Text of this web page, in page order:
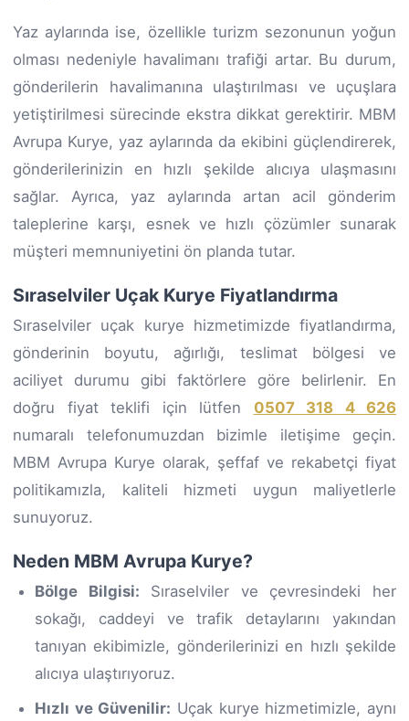
Yaz aylarında ise, özellikle turizm sezonunun yoğun
olması nedeniyle havalimanı trafiği artar. Bu durum,
gönderilerin havalimanına ulaştırılması ve uçuşlara
yetiştirilmesi sürecinde ekstra dikkat gerektirir. MBM
Avrupa Kurye, yaz aylarında da ekibini güçlendirerek,
gönderilerinizin en hızlı şekilde alıcıya ulaşmasını
sağlar. Ayrıca, yaz aylarında artan acil gönderim
taleplerine karşı, esnek ve hızlı çözümler sunarak
müşteri memnuniyetini ön planda tutar.
Sıraselviler Uçak Kurye Fiyatlandırma
Sıraselviler uçak kurye hizmetimizde fiyatlandırma,
gönderinin boyutu, ağırlığı, teslimat bölgesi ve
aciliyet durumu gibi faktörlere göre belirlenir. En
doğru fiyat teklifi için lütfen 0507 318 4 626
numaralı telefonumuzdan bizimle iletişime geçin.
MBM Avrupa Kurye olarak, şeffaf ve rekabetçi fiyat
politikamızla, kaliteli hizmeti uygun maliyetlerle
sunuyoruz.
Neden MBM Avrupa Kurye?
Bölge Bilgisi: Sıraselviler ve çevresindeki her
sokağı, caddeyi ve trafik detaylarını yakından
tanıyan ekibimizle, gönderilerinizi en hızlı şekilde
alıcıya ulaştırıyoruz.
Hızlı ve Güvenilir: Uçak kurye hizmetimizle, aynı